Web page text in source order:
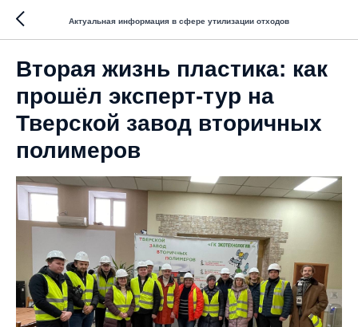
Актуальная информация в сфере утилизации отходов
Вторая жизнь пластика: как
прошёл эксперт-тур на
Тверской завод вторичных
полимеров